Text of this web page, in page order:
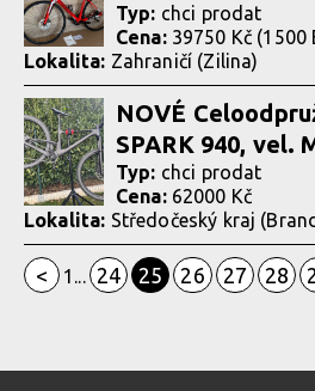
Typ: chci prodat
Cena: 39750 Kč (1500
Lokalita: Zahraničí (Zilina)
NOVÉ
SPARK 940, vel.
Typ: chci prodat
Cena: 62000 Kč
Lokalita: Středočeský kraj
< 1 ... 24 25 26 27 28